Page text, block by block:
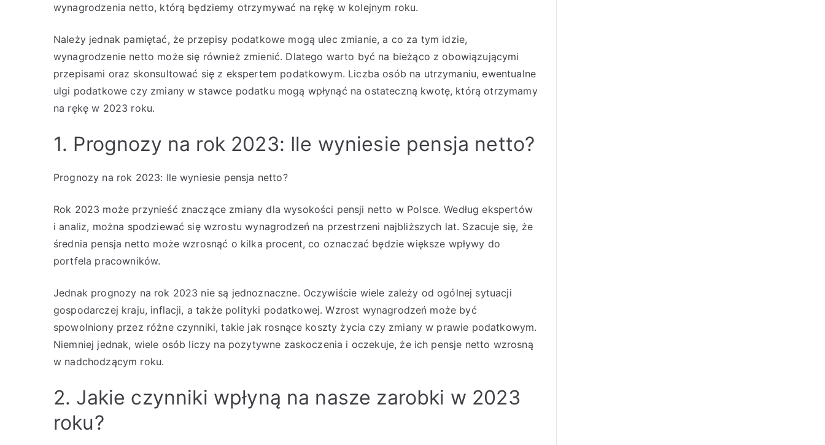
wynagrodzenia netto, którą będziemy otrzymywać na rękę w kolejnym roku.
Należy jednak pamiętać, że przepisy podatkowe mogą ulec zmianie, a co za tym idzie,
wynagrodzenie netto może się również zmienić. Dlatego warto być na bieżąco z obowiązującymi
przepisami oraz skonsultować się z ekspertem podatkowym. Liczba osób na utrzymaniu, ewentualne
ulgi podatkowe czy zmiany w stawce podatku mogą wpłynąć na ostateczną kwotę, którą otrzymamy
na rękę w 2023 roku.
1. Prognozy na rok 2023: Ile wyniesie pensja netto?
Prognozy na rok 2023: Ile wyniesie pensja netto?
Rok 2023 może przynieść znaczące zmiany dla wysokości pensji netto w Polsce. Według ekspertów
i analiz, można spodziewać się wzrostu wynagrodzeń na przestrzeni najbliższych lat. Szacuje się, że
średnia pensja netto może wzrosnąć o kilka procent, co oznaczać będzie większe wpływy do
portfela pracowników.
Jednak prognozy na rok 2023 nie są jednoznaczne. Oczywiście wiele zależy od ogólnej sytuacji
gospodarczej kraju, inflacji, a także polityki podatkowej. Wzrost wynagrodzeń może być
spowolniony przez różne czynniki, takie jak rosnące koszty życia czy zmiany w prawie podatkowym.
Niemniej jednak, wiele osób liczy na pozytywne zaskoczenia i oczekuje, że ich pensje netto wzrosną
w nadchodzącym roku.
2. Jakie czynniki wpłyną na nasze zarobki w 2023
roku?